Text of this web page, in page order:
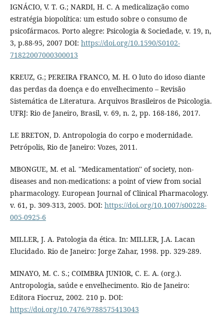
IGNÁCIO, V. T. G.; NARDI, H. C. A medicalização como
estratégia biopolítica: um estudo sobre o consumo de
psicofármacos. Porto alegre: Psicologia & Sociedade, v. 19, n,
3, p.88-95, 2007 DOI: https://doi.org/10.1590/S0102-
71822007000300013
KREUZ, G.; PEREIRA FRANCO, M. H. O luto do idoso diante
das perdas da doença e do envelhecimento – Revisão
Sistemática de Literatura. Arquivos Brasileiros de Psicologia.
UFRJ: Rio de Janeiro, Brasil, v. 69, n. 2, pp. 168-186, 2017.
LE BRETON, D. Antropologia do corpo e modernidade.
Petrópolis, Rio de Janeiro: Vozes, 2011.
MBONGUE, M. et al. ''Medicamentation'' of society, non-
diseases and non-medications: a point of view from social
pharmacology. European Journal of Clinical Pharmacology.
v. 61, p. 309-313, 2005. DOI: https://doi.org/10.1007/s00228-
005-0925-6
MILLER, J. A. Patologia da ética. In: MILLER, J.A. Lacan
Elucidado. Rio de Janeiro: Jorge Zahar, 1998. pp. 329-289.
MINAYO, M. C. S.; COIMBRA JUNIOR, C. E. A. (org.).
Antropologia, saúde e envelhecimento. Rio de Janeiro:
Editora Fiocruz, 2002. 210 p. DOI:
https://doi.org/10.7476/9788575413043